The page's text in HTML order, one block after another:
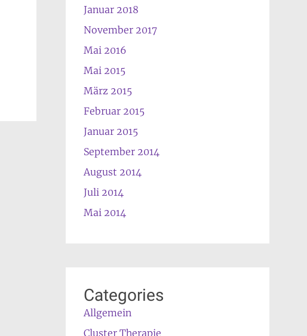
Januar 2018
November 2017
Mai 2016
Mai 2015
März 2015
Februar 2015
Januar 2015
September 2014
August 2014
Juli 2014
Mai 2014
Categories
Allgemein
Cluster Therapie